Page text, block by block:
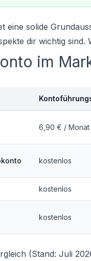
eine solide
dir wichtig sind.
im
6,90 € / Monat
kostenlos
kostenlos
kostenlos
(Stand: Juli